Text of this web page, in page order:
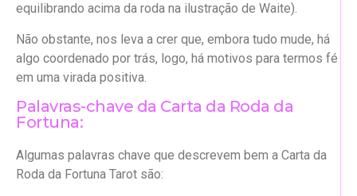
equilibrando acima da roda na ilustração de Waite).
Não obstante, nos leva a crer que, embora tudo mude, há
algo coordenado por trás, logo, há motivos para termos fé
em uma virada positiva.
Palavras-chave da Carta da Roda da
Fortuna:
Algumas palavras chave que descrevem bem a Carta da
Roda da Fortuna Tarot são: